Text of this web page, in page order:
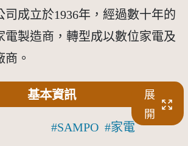
司成立於1936年，經過數十年的
電製造商，轉型成以數位家電及
。
基本資訊
展
開
SAMPO 家電